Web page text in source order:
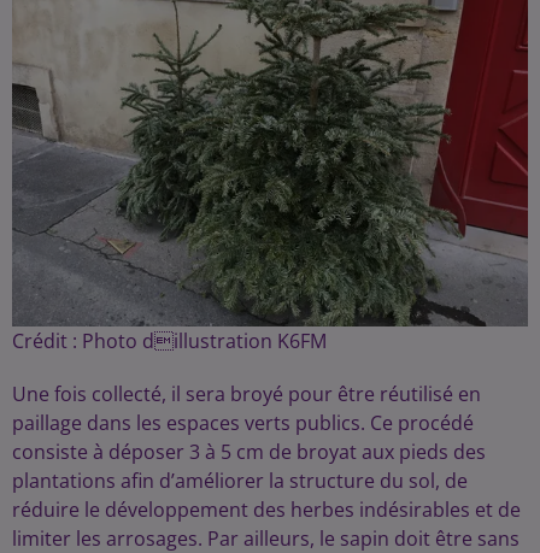
Crédit : Photo dillustration K6FM
Une fois collecté, il sera broyé pour être réutilisé en
paillage dans les espaces verts publics. Ce procédé
consiste à déposer 3 à 5 cm de broyat aux pieds des
plantations afin d’améliorer la structure du sol, de
réduire le développement des herbes indésirables et de
limiter les arrosages. Par ailleurs, le sapin doit être sans